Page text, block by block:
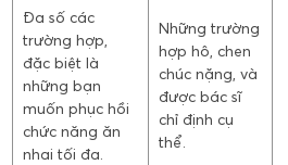
Đa số các
trường hợp,
đặc biệt là
những bạn
muốn phục hồi
chức năng ăn
nhai tối đa.
Những trường
hợp hô, chen
chúc nặng, và
được bác sĩ
chỉ định cụ
thể.